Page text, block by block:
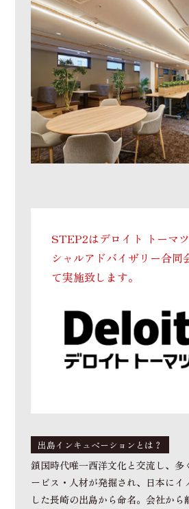
STEP2はデロイト トーマ
シャルアドバイザリー合同
て実施致します。
出島インキュベーションとは？
鎖国時代唯一西洋文化と交流し、多
ービス・人材が発掘され、日本にイ
した長崎の出島から命名。会社から